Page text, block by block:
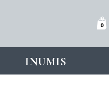
0
INUMIS